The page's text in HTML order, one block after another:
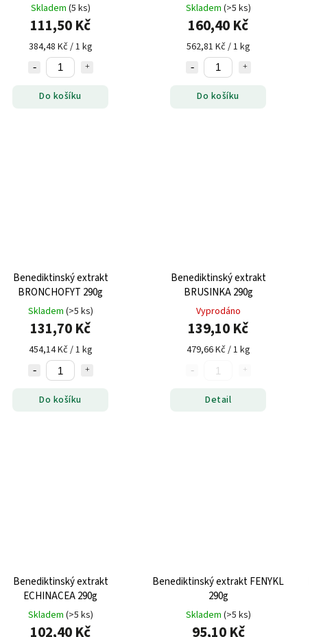
Skladem (5 ks)
111,50 Kč
384,48 Kč / 1 kg
Do košíku
Skladem (>5 ks)
160,40 Kč
562,81 Kč / 1 kg
Do košíku
Benediktinský extrakt
BRONCHOFYT 290g
Skladem (>5 ks)
131,70 Kč
454,14 Kč / 1 kg
Do košíku
Benediktinský extrakt
BRUSINKA 290g
Vyprodáno
139,10 Kč
479,66 Kč / 1 kg
Detail
Benediktinský extrakt
ECHINACEA 290g
Skladem (>5 ks)
102,40 Kč
Benediktinský extrakt FENYKL
290g
Skladem (>5 ks)
95,10 Kč